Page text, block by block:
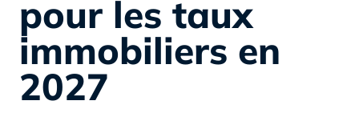
pour les taux
immobiliers en
2027